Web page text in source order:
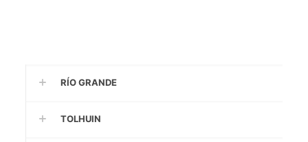
RÍO GRANDE
TOLHUIN